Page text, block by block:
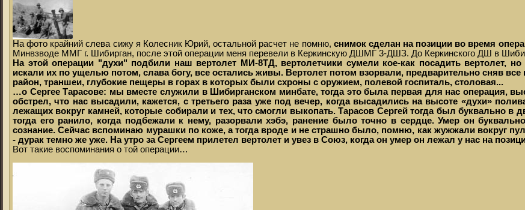
На фото крайний слева сижу я Колесник Юрий, остальной расчет не помню, снимок сделан на позиции во время
Минвзводе ММГ г. Шибирган, после этой операции меня перевели в Керкинскую ДШМГ 3-ДШЗ. До Керкинского ДШ в
На этой операции "духи" подбили наш вертолет МИ-8ТД, вертолетчики сумели кое-как посадить вертолет,
искали их по ущелью потом, слава богу, все остались живы. Вертолет потом взорвали, предварительно сняв
район, траншеи, глубокие пещеры в горах в которых были схроны с оружием, полевой госпиталь, столовая...
…о Сергее Тарасове: мы вместе служили в Шибирганском минбате, тогда это была первая для нас операция,
обстрел, что нас высадили, кажется, с третьего раза уже под вечер, когда высадились на высоте «духи»
лежащих вокруг камней, которые собирали и тех, что смогли выкопать. Тарасов Сергей тогда был буквально
тогда его ранило, когда подбежали к нему, разорвали хэбэ, ранение было точно в сердце. Умер он
сознание. Сейчас вспоминаю мурашки по коже, а тогда вроде и не страшно было, помню, как жужжали вокруг
- дурак темно же уже. На утро за Сергеем прилетел вертолет и увез в Союз, когда он умер он лежал у нас на
Вот такие воспоминания о той операции…